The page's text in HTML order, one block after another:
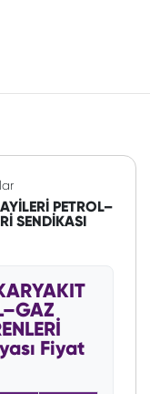
PETROL–
SENDİKASI
Fiyat